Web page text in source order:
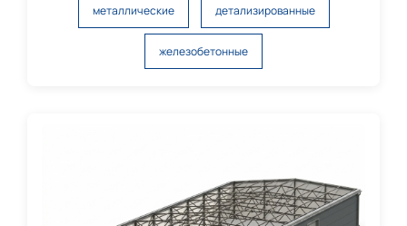
металлические детализированные
железобетонные